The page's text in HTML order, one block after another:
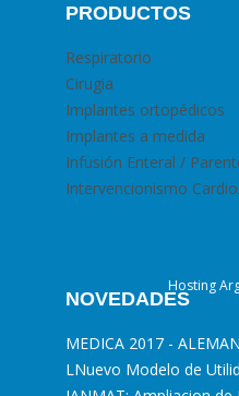
PRODUCTOS
Respiratorio
Cirugia
Implantes ortopédicos
Implantes a medida
Infusión Enteral /
Intervencionismo
NOVEDADES
MEDICA 2017 -
LNuevo Modelo de
Hosting